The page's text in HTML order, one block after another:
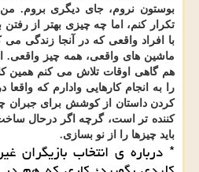
بوستون نروم، جای دیگری بروم.
تکرار کنم، اما چه چیزی بهتر از
با افراد واقعی که در آنجا زندگی
ماشین های واقعی، همه چیز واقعی.
هم گاهی اوقات تلاش می کنم همین کار
را به انجام کارهایی وادارم که واقعا
کردن داستان از کوشش برای جبران
کننده تر است، گرچه اگر درحال
باید چیزها را از نو بسازی.
* درباره ی انتخاب